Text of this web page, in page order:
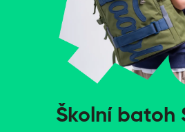
Školní batoh